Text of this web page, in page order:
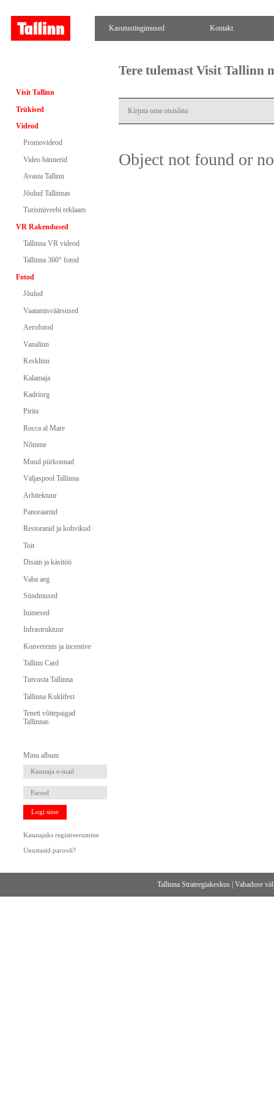
Kasutustingimused Kontakt
Visit Tallinn
Trükised
Videod
Promovideod
Video bännerid
Avasta Tallinn
Jõulud Tallinnas
Turismiveebi reklaam
VR Rakendused
Tallinna VR videod
Tallinna 360° fotod
Fotod
Jõulud
Vaatamisväärsused
Aerofotod
Vanalinn
Kesklinn
Kalamaja
Kadriorg
Pirita
Rocca al Mare
Nõmme
Muud piirkonnad
Väljaspool Tallinna
Arhitektuur
Panoraamid
Restoranid ja kohvikud
Toit
Disain ja käsitöö
Vaba aeg
Sündmused
Inimesed
Infrastruktuur
Konverents ja incentive
Tallinn Card
Tutvusta Tallinna
Tallinna Kuklifest
Teneti võttepaigad
Tallinnas
Minu album
Logi sisse
Kasutajaks registreerumine
Unustasid parooli?
Tere tulemast Visit Tallinn
Object not found or
Tallinna Strateegiakeskus |Vabaduse